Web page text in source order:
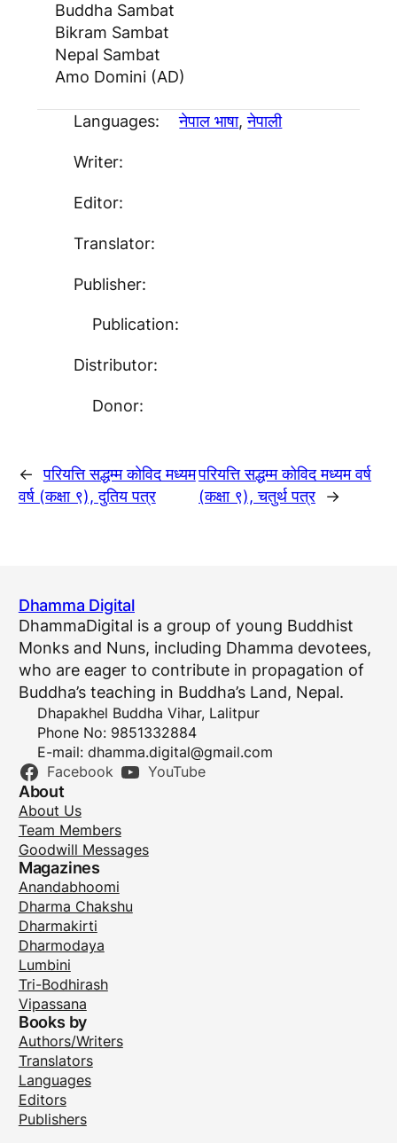
Buddha Sambat
Bikram Sambat
Nepal Sambat
Amo Domini (AD)
Languages: नेपाल भाषा, नेपाली
Writer:
Editor:
Translator:
Publisher:
Publication:
Distributor:
Donor:
←
परियत्ति सद्धम्म काेविद मध्यम
वर्ष (कक्षा ९), दुतिय पत्र
परियत्ति सद्धम्म काेविद मध्यम वर्ष
(कक्षा ९), चतुर्थ पत्र
→
Dhamma Digital
DhammaDigital is a group of young Buddhist
Monks and Nuns, including Dhamma devotees,
who are eager to contribute in propagation of
Buddha’s teaching in Buddha’s Land, Nepal.
Dhapakhel Buddha Vihar, Lalitpur
Phone No: 9851332884
E-mail: dhamma.digital@gmail.com
Facebook YouTube
About
About Us
Team Members
Goodwill Messages
Magazines
Anandabhoomi
Dharma Chakshu
Dharmakirti
Dharmodaya
Lumbini
Tri-Bodhirash
Vipassana
Books by
Authors/Writers
Translators
Languages
Editors
Publishers